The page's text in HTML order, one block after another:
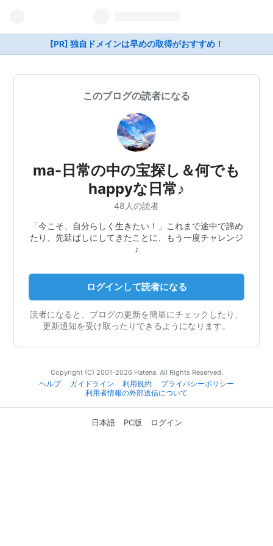
[PR] 独自ドメインは早めの取得がおすすめ！
このブログの読者になる
ma-日常の中の宝探し＆何でも
happyな日常♪
48人の読者
「今こそ、自分らしく生きたい！」これまで途中で諦め
たり、先延ばしにしてきたことに、もう一度チャレンジ
♪
ログインして読者になる
読者になると、ブログの更新を簡単にチェックしたり、
更新通知を受け取ったりできるようになります。
Copyright (C) 2001-2026 Hatena. All Rights Reserved.
ヘルプ
ガイドライン 利用規約
プライバシーポリシー
利用者情報の外部送信について
日本語 PC版 ログイン